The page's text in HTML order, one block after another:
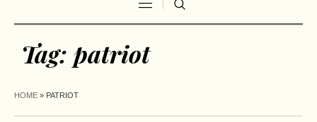
Tag: patriot
HOME » PATRIOT